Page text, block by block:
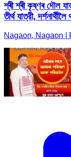
শ্ৰী শ্ৰী কৃষ্ণৰ দৌল
তীৰ্থ যাত্রী,
Nagaon, Nagaon |